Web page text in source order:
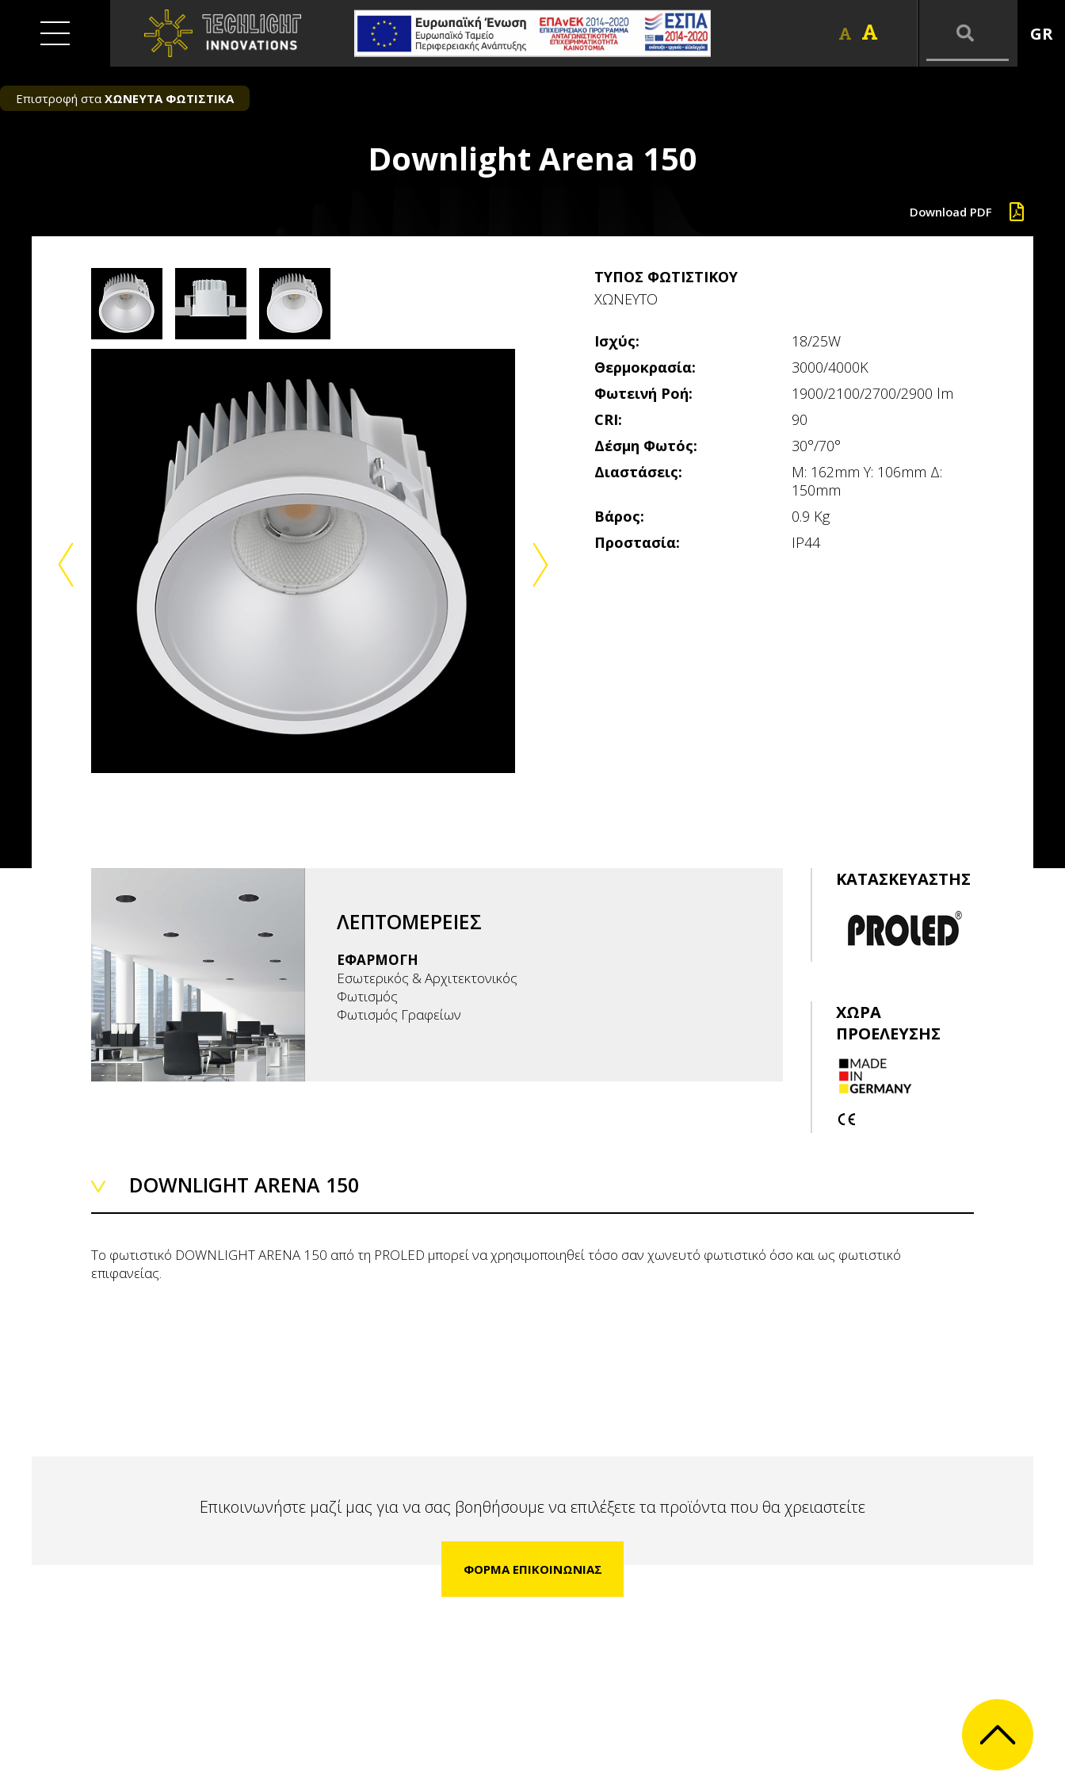
GR
Επιστροφή σταΧΩΝΕΥΤΑ ΦΩΤΙΣΤΙΚΑ
Downlight Arena 150
Download PDF
ΤΥΠΟΣ ΦΩΤΙΣΤΙΚΟΥ
ΧΩΝΕΥΤΟ
Ισχύς:
18/25W
Θερμοκρασία:
3000/4000Κ
Φωτεινή Ροή:
1900/2100/2700/2900 lm
CRI:
90
Δέσμη Φωτός:
30°/70°
Διαστάσεις:
Μ: 162mm Υ: 106mm Δ:
150mm
Βάρος:
0.9 Kg
Προστασία:
IP44
ΛΕΠΤΟΜΕΡΕΙΕΣ
ΕΦΑΡΜΟΓΗ
Εσωτερικός & Αρχιτεκτονικός
Φωτισμός
Φωτισμός Γραφείων
ΚΑΤΑΣΚΕΥΑΣΤΗΣ
ΧΩΡΑ
ΠΡΟΕΛΕΥΣΗΣ
DOWNLIGHT ARENA 150
Το φωτιστικό DOWNLIGHT ARENA 150 από τη PROLED μπορεί να χρησιμοποιηθεί τόσο σαν χωνευτό φωτιστικό όσο και ως φωτιστικό
επιφανείας.
Επικοινωνήστε μαζί μας για να σας βοηθήσουμε να επιλέξετε τα προϊόντα που θα χρειαστείτε
ΦΟΡΜΑ ΕΠΙΚΟΙΝΩΝΙΑΣ